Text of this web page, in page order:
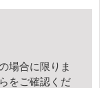
場合に限りま
をご確認くだ